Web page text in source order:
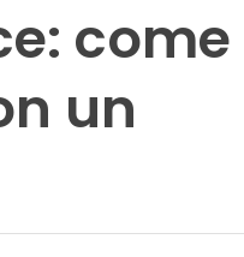
come
un